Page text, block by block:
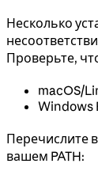
Несколько
Проверьте,
macOS/
Windows
Перечислите
вашем PATH: